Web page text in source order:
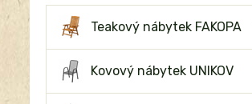
Teakový nábytek FAKOPA
Kovový nábytek UNIKOV